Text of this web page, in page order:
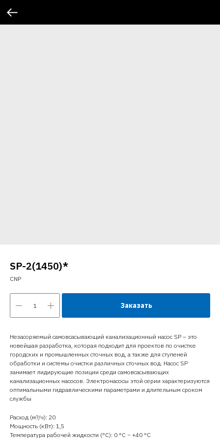
SP-2(1450)*
CNP
Заказать
Незасоряемый самовсасывающий канализационный насос SP – это
новейшая разработка, которая подходит для проектов по очистке
городских и промышленных сточных вод, а также для ступеней
обработки и системы очистки различных сточных вод. Насос SP
занимает лидирующие позиции среди самовсасывающих
канализационных насосов. Электронасосы этой серии характеризуются
оптимальными гидравлическими параметрами и длительным сроком
службы
Расход (м?/ч): 20
Мощность (кВт): 1,5
Температура рабочей жидкости (°C): 0 °С ~ +40 °С